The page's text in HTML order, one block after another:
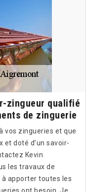
zingueur qualifié
de zinguerie
vos zingueries et que
et doté d’un savoir-
Kevin
les travaux de
apporter toutes les